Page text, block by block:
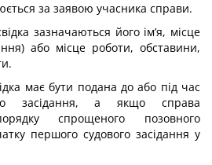
за заявою учасника справи.
зазначаються його ім’я, місце
або місце роботи, обставини,
має бути подана до або під час
засідання, а якщо справа
спрощеного позовного
першого судового засідання у